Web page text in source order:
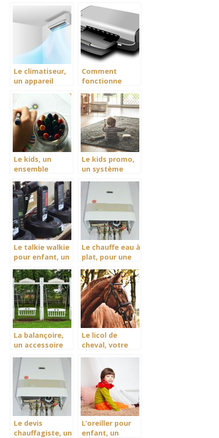
Le climatiseur,
un appareil
température en
intersaison.
Comment
fonctionne
photo portable
?
Le kids, un
ensemble
pour un
excellent
divertissement
des enfants.
Le kids promo,
un système
pour les achats
des accessoires
de
divertissement
pour enfants.
Le talkie walkie
pour enfant, un
communication
pour les
enfants fan de
jeu d’aventure
Le chauffe eau à
plat, pour une
contrôle en eau
quotidiennement.
La balançoire,
un accessoire
et
d’épaouissement
pour jeunes
enfants.
Le licol de
cheval, votre
votre animal
Le devis
chauffagiste, un
L’oreiller pour
enfant, un